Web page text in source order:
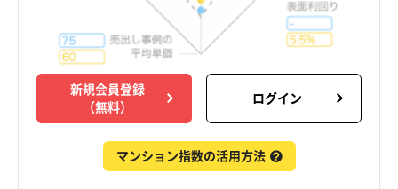
新規会員登録
（無料）
ログイン
マンション指数の活用方法